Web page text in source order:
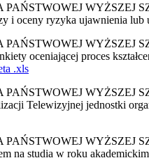
PAŃSTWOWEJ WYŻSZEJ
i oceny ryzyka ujawnienia
PAŃSTWOWEJ WYŻSZEJ
oceniającej proces
.xls
PAŃSTWOWEJ WYŻSZEJ
Telewizyjnej jednostki
PAŃSTWOWEJ WYŻSZEJ
na studia w roku